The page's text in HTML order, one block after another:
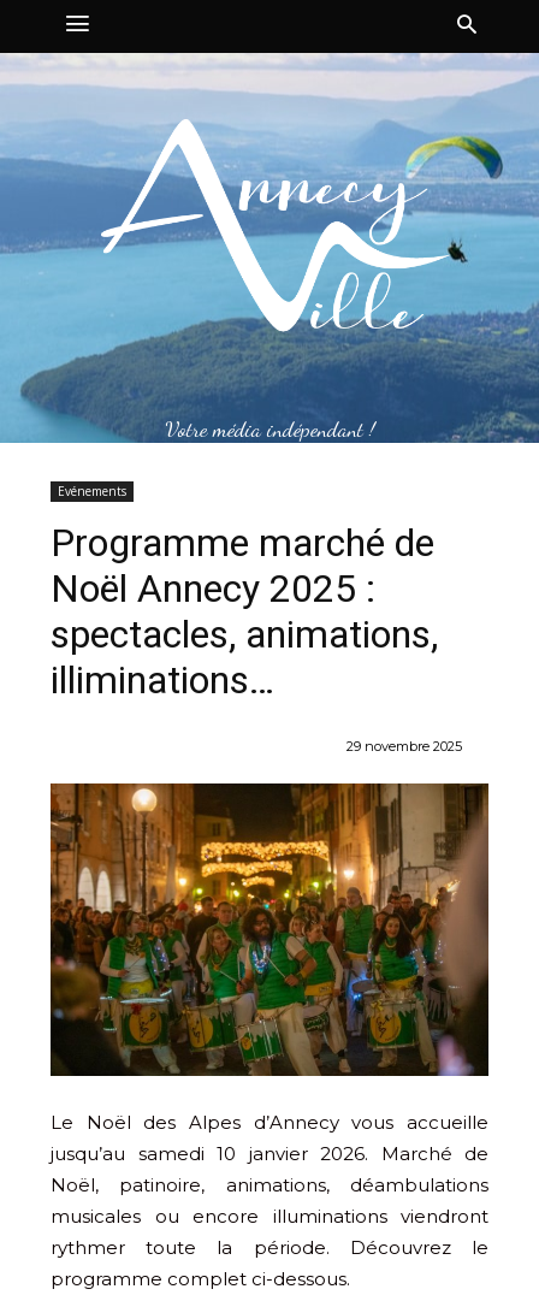
Votre média indépendant !
Evénements
Programme marché de
Noël Annecy 2025 :
spectacles, animations,
illiminations…
29 novembre 2025
Le Noël des Alpes d’Annecy vous accueille
jusqu’au samedi 10 janvier 2026. Marché de
Noël, patinoire, animations, déambulations
musicales ou encore illuminations viendront
rythmer toute la période. Découvrez le
programme complet ci-dessous.